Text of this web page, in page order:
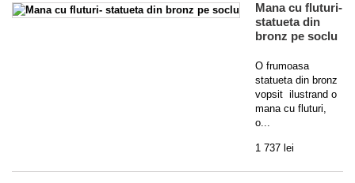
Mana cu fluturi-
statueta din
bronz pe soclu
O frumoasa
statueta din bronz
vopsit ilustrand o
mana cu fluturi,
o...
1 737 lei